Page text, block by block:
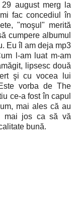
august merg la
fac concediul în
"moşul" merită
cumpere albumul
Eu îl am deja mp3
l-am luat m-am
lipsesc două
şi cu vocea lui
vorba de The
ce-a fost în capul
mai ales că au
mai jos ca să vă
bună.